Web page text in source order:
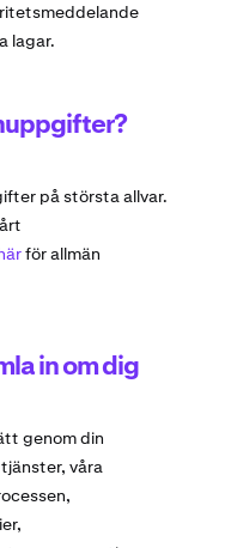
lagar.
på största allvar.
för allmän
in om dig
genom din
våra